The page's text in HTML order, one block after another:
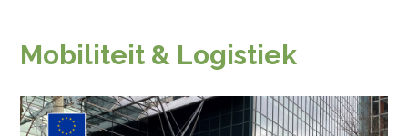
Mobiliteit & Logistiek